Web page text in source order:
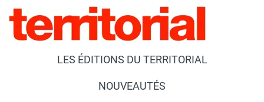
LES ÉDITIONS DU TERRITORIAL
NOUVEAUTÉS